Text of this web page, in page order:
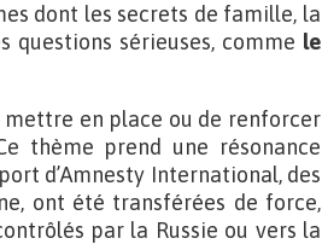
dont les secrets de famille, la
sérieuses, comme le
en place ou de renforcer
thème prend une résonance
d’Amnesty International, des
ont été transférées de force,
par la Russie ou vers la